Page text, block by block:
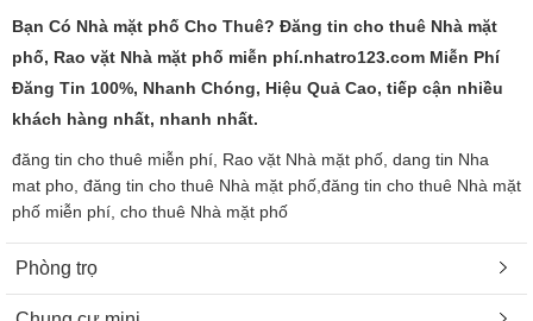
Bạn Có Nhà mặt phố Cho Thuê? Đăng tin cho thuê Nhà mặt
phố, Rao vặt Nhà mặt phố miễn phí.nhatro123.com Miễn Phí
Đăng Tin 100%, Nhanh Chóng, Hiệu Quả Cao, tiếp cận nhiều
khách hàng nhất, nhanh nhất.
đăng tin cho thuê miễn phí, Rao vặt Nhà mặt phố, dang tin Nha
mat pho, đăng tin cho thuê Nhà mặt phố,đăng tin cho thuê Nhà mặt
phố miễn phí, cho thuê Nhà mặt phố
Phòng trọ